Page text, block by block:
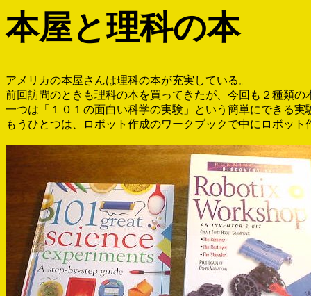
本屋と理科の本
アメリカの本屋さんは理科の本が充実している。
前回訪問のときも理科の本を買ってきたが、今回も２種類の
一つは「１０１の面白い科学の実験」という簡単にできる
もうひとつは、ロボット作成のワークブックで中にロボッ